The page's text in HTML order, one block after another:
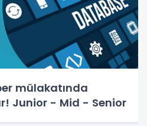
mülakatında
Junior - Mid - Senior